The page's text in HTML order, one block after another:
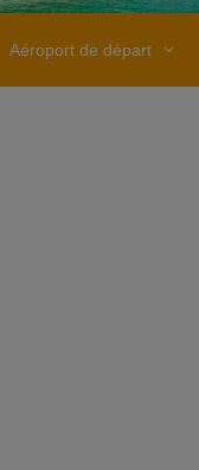
Aéroport de départ